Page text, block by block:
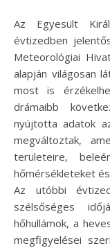
Az Egyesült Királyság éghajlata az utóbbi néhány
évtizedben
Meteorológiai
alapján világosan
most is
drámaibb
nyújtotta adatok
megváltoztak,
területeire,
hőmérsékleteket
Az utóbbi
szélsőséges
hőhullámok, a
megfigyelései